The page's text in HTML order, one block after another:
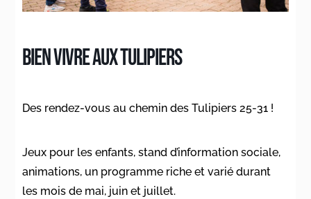
BIEN VIVRE AUX TULIPIERS
Des rendez-vous au chemin des Tulipiers 25-31 !
Jeux pour les enfants, stand d’information sociale,
animations, un programme riche et varié durant
les mois de mai, juin et juillet.